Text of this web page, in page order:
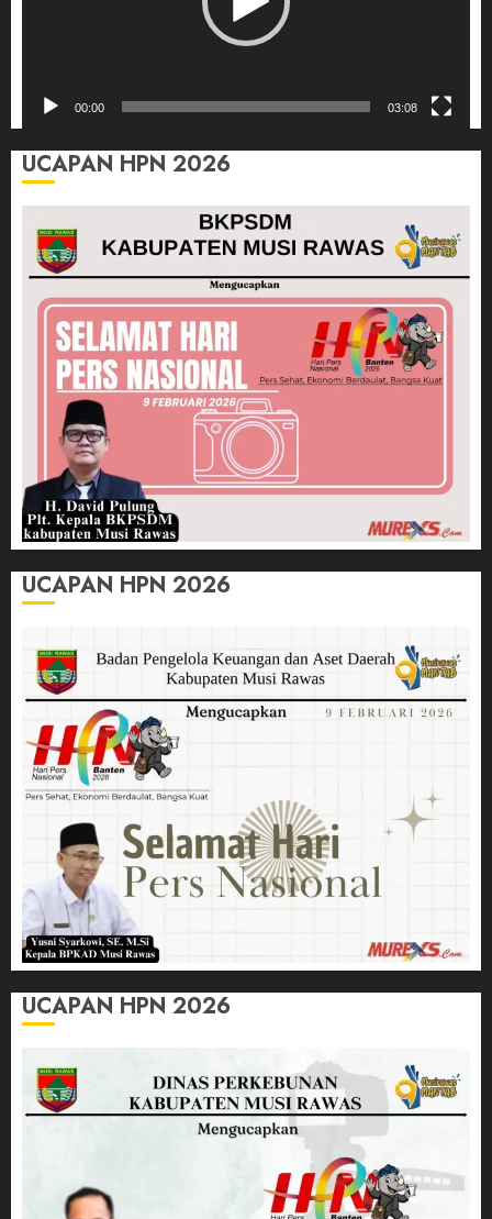
00:00 03:08
UCAPAN HPN 2026
UCAPAN HPN 2026
UCAPAN HPN 2026